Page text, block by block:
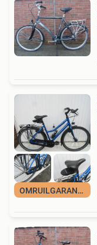
OMRUILGARANTIE